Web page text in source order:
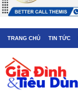
TRANG CHỦ TIN TỨC